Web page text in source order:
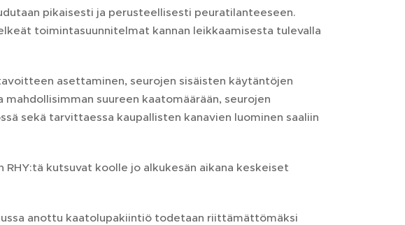
pikaisesti ja perusteellisesti peuratilanteeseen.
toimintasuunnitelmat kannan leikkaamisesta tulevalla
asettaminen, seurojen sisäisten käytäntöjen
suureen kaatomäärään, seurojen
sekä tarvittaessa kaupallisten kanavien luominen saaliin
kutsuvat koolle jo alkukesän aikana keskeiset
anottu kaatolupakiintiö todetaan riittämättömäksi